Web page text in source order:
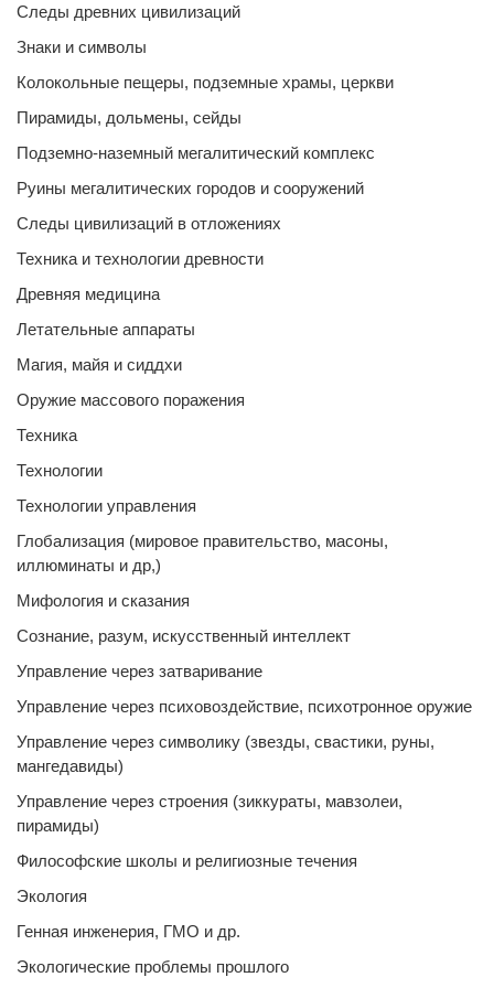
Следы древних цивилизаций
Знаки и символы
Колокольные пещеры, подземные храмы, церкви
Пирамиды, дольмены, сейды
Подземно-наземный мегалитический комплекс
Руины мегалитических городов и сооружений
Следы цивилизаций в отложениях
Техника и технологии древности
Древняя медицина
Летательные аппараты
Магия, майя и сиддхи
Оружие массового поражения
Техника
Технологии
Технологии управления
Глобализация (мировое правительство, масоны,
иллюминаты и др,)
Мифология и сказания
Сознание, разум, искусственный интеллект
Управление через затваривание
Управление через психовоздействие, психотронное оружие
Управление через символику (звезды, свастики, руны,
мангедавиды)
Управление через строения (зиккураты, мавзолеи,
пирамиды)
Философские школы и религиозные течения
Экология
Генная инженерия, ГМО и др.
Экологические проблемы прошлого